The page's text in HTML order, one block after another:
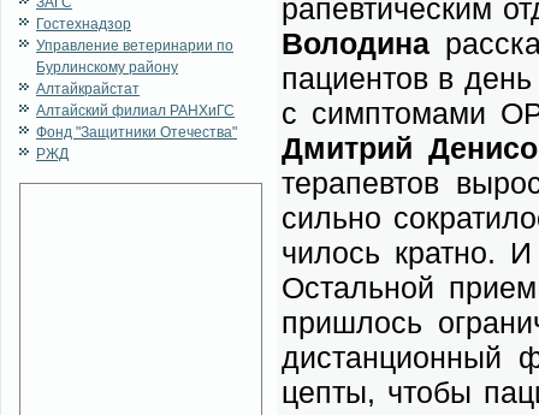
Гостехнадзор
Управление ветеринарии по
Бурлинскому району
Алтайкрайстат
Алтайский филиал РАНХиГС
Фонд "Защитники Отечества"
РЖД
ра­пев­ти­че­ским
Во­ло­ди­на
па­ци­ен­тов в
с симп­то­ма­ми
Дмит­рий
те­ра­пев­тов
силь­но
чи­лось крат­но.
Осталь­ной
при­шлось
ди­стан­ци­он­ный
цеп­ты, чтобы